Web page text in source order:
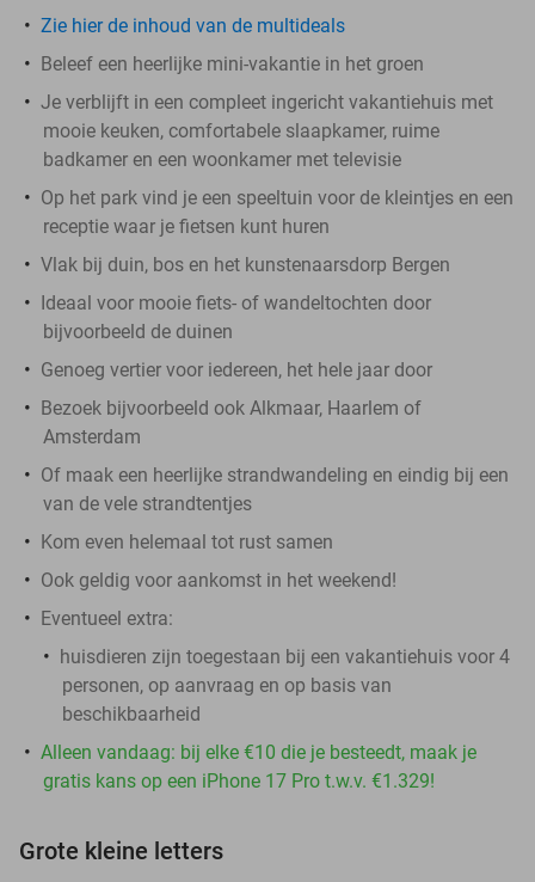
Zie hier de inhoud van de multideals
Beleef een heerlijke mini-vakantie in het groen
Je verblijft in een compleet ingericht vakantiehuis met
mooie keuken, comfortabele slaapkamer, ruime
badkamer en een woonkamer met televisie
Op het park vind je een speeltuin voor de kleintjes en een
receptie waar je fietsen kunt huren
Vlak bij duin, bos en het kunstenaarsdorp Bergen
Ideaal voor mooie fiets- of wandeltochten door
bijvoorbeeld de duinen
Genoeg vertier voor iedereen, het hele jaar door
Bezoek bijvoorbeeld ook Alkmaar, Haarlem of
Amsterdam
Of maak een heerlijke strandwandeling en eindig bij een
van de vele strandtentjes
Kom even helemaal tot rust samen
Ook geldig voor aankomst in het weekend!
Eventueel extra:
huisdieren zijn toegestaan bij een vakantiehuis voor 4
personen, op aanvraag en op basis van
beschikbaarheid
Alleen vandaag: bij elke €10 die je besteedt, maak je
gratis kans op een iPhone 17 Pro t.w.v. €1.329!
Grote kleine letters